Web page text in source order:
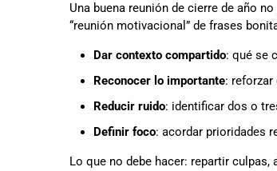
Una buena reunión de cierre de año
“reunión motivacional” de frases
Dar contexto compartido: qué se
Reconocer lo importante: reforzar
Reducir ruido: identificar dos o
Definir foco: acordar prioridades
Lo que no debe hacer: repartir